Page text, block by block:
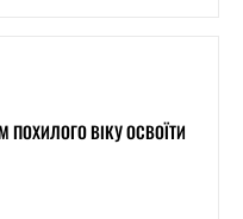
ПОХИЛОГО ВІКУ ОСВОЇТИ